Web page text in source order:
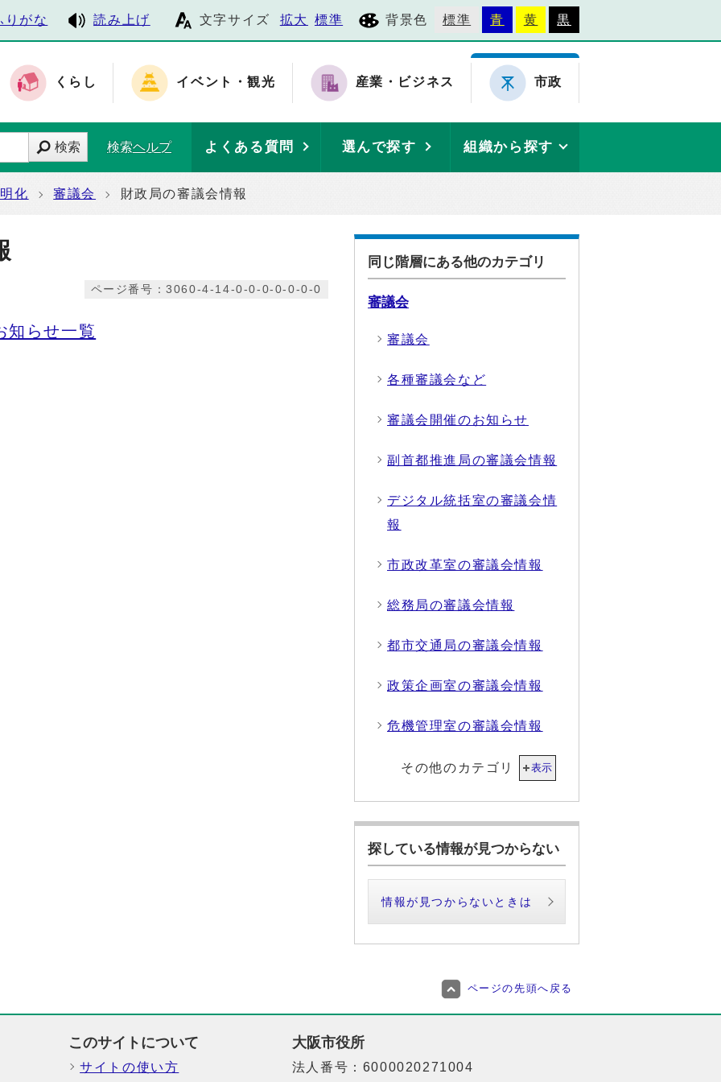
りがな 読み上げ 文字サイズ 拡大 標準 背景色 標準 青 黄 黒
くらし イベント・観光 産業・ビジネス 市政
検索 検索ヘルプ よくある質問 選んで探す 組織から探す
化 審議会 財政局の審議会情報
ページ番号：3060-4-14-0-0-0-0-0-0-0
知らせ一覧
同じ階層にある他のカテゴリ
審議会
審議会
各種審議会など
審議会開催のお知らせ
副首都推進局の審議会情報
デジタル統括室の審議会情
報
市政改革室の審議会情報
総務局の審議会情報
都市交通局の審議会情報
政策企画室の審議会情報
危機管理室の審議会情報
その他のカテゴリ 表示
探している情報が見つからない
情報が見つからないときは
ページの先頭へ戻る
このサイトについて
サイトの使い方
大阪市役所
法人番号：6000020271004